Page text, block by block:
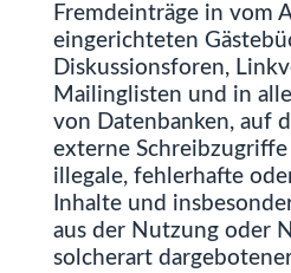
Fremdeinträge in vom
eingerichteten
Diskussionsforen,
Mailinglisten und in
von Datenbanken, auf
externe
illegale, fehlerhafte
Inhalte und
aus der Nutzung oder
solcherart